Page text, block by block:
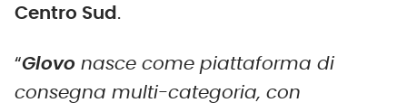
Centro Sud .
“Glovo nasce come piattaforma di
consegna multi-categoria, con